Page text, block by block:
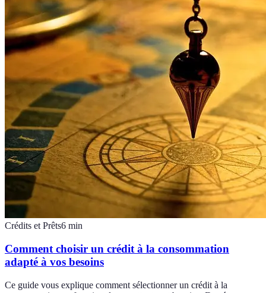
Crédits et Prêts6 min
Comment choisir un crédit à la consommation
adapté à vos besoins
Ce guide vous explique comment sélectionner un crédit à la